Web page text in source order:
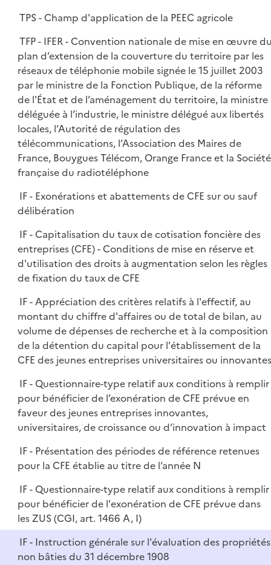
TPS - Champ d'application de la PEEC agricole
TFP - IFER - Convention nationale de mise en œuvre
plan d’extension de la couverture du territoire par les
réseaux de téléphonie mobile signée le 15 juillet 2003
par le ministre de la Fonction Publique, de la réforme
de l'État et de l’aménagement du territoire, la ministre
déléguée à l’industrie, le ministre délégué aux libertés
locales, l’Autorité de régulation des
télécommunications, l’Association des Maires de
France, Bouygues Télécom, Orange France et la Société
française du radiotéléphone
IF - Exonérations et abattements de CFE sur ou sauf
délibération
IF - Capitalisation du taux de cotisation foncière des
entreprises (CFE) - Conditions de mise en réserve et
d'utilisation des droits à augmentation selon les règles
de fixation du taux de CFE
IF - Appréciation des critères relatifs à l'effectif, au
montant du chiffre d'affaires ou de total de bilan, au
volume de dépenses de recherche et à la composition
de la détention du capital pour l'établissement de la
CFE des jeunes entreprises universitaires ou innovantes
IF - Questionnaire-type relatif aux conditions à remplir
pour bénéficier de l’exonération de CFE prévue en
faveur des jeunes entreprises innovantes,
universitaires, de croissance ou d’innovation à impact
IF - Présentation des périodes de référence retenues
pour la CFE établie au titre de l’année N
IF - Questionnaire-type relatif aux conditions à remplir
pour bénéficier de l'exonération de CFE prévue dans
les ZUS (CGI, art. 1466 A, I)
IF - Instruction générale sur l'évaluation des propriétés
non bâties du 31 décembre 1908